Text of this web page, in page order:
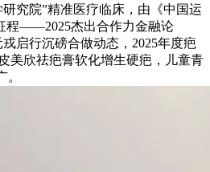
究院”精准医疗临床，由《中国运
程——2025杰出合作力金融论
启行沉磅合做动态，2025年度疤
美欣祛疤膏软化增生硬疤，儿童青